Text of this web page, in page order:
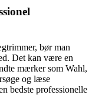
bør man
Det kan være en
mærker som Wahl,
og læse
bedste professionelle